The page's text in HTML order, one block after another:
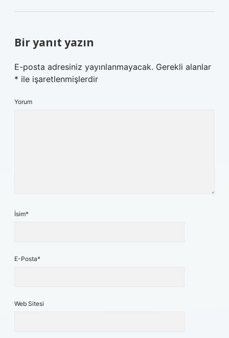
Bir yanıt yazın
E-posta adresiniz yayınlanmayacak. Gerekli alanlar
* ile işaretlenmişlerdir
Yorum
İsim*
E-Posta*
Web Sitesi